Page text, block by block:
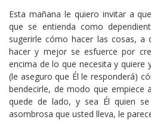
Esta mañana le quiero invitar a
que se entienda como
sugerirle cómo hacer las cosas, a
hacer y mejor se esfuerce por
encima de lo que necesita y quiere
(le aseguro que Él le responderá)
bendecirle, de modo que empiece
quede de lado, y sea Él quien
asombrosa que usted lleva, le